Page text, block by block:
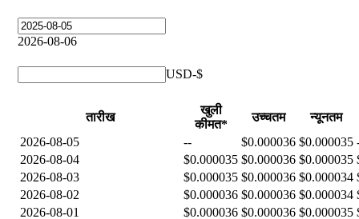
2026-08-06
USD-$
तारीख
खुली
कीमत*
उच्चतम
न्यूनतम
2026-08-05
-- $0.000036 $0.000035
2026-08-04
$0.000035 $0.000036 $0.000035
2026-08-03
$0.000035 $0.000036 $0.000034
2026-08-02
$0.000036 $0.000036 $0.000034
2026-08-01
$0.000036 $0.000036 $0.000035